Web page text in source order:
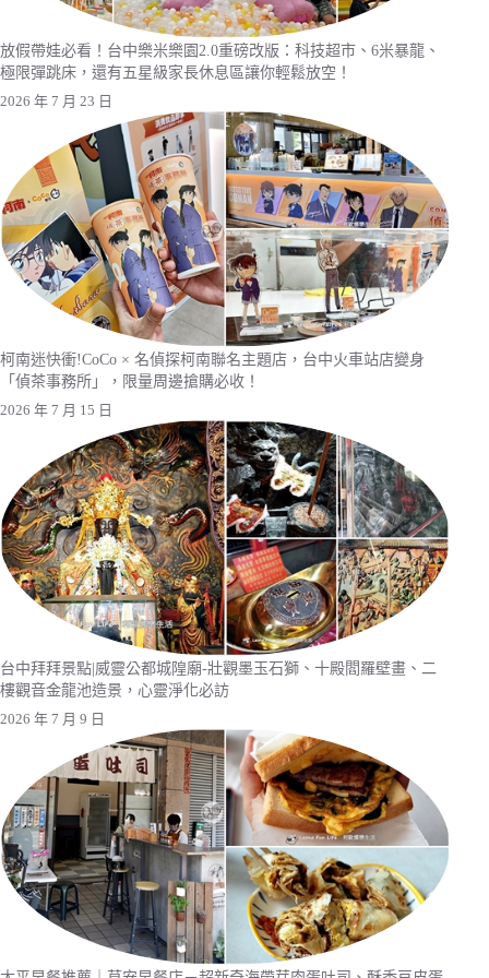
放假帶娃必看！台中樂米樂園2.0重磅改版：科技超市、6米暴龍、
極限彈跳床，還有五星級家長休息區讓你輕鬆放空！
2026 年 7 月 23 日
柯南迷快衝!CoCo × 名偵探柯南聯名主題店，台中火車站店變身
「偵茶事務所」，限量周邊搶購必收！
2026 年 7 月 15 日
台中拜拜景點|威靈公都城隍廟-壯觀墨玉石獅、十殿閻羅壁畫、二
樓觀音金龍池造景，心靈淨化必訪
2026 年 7 月 9 日